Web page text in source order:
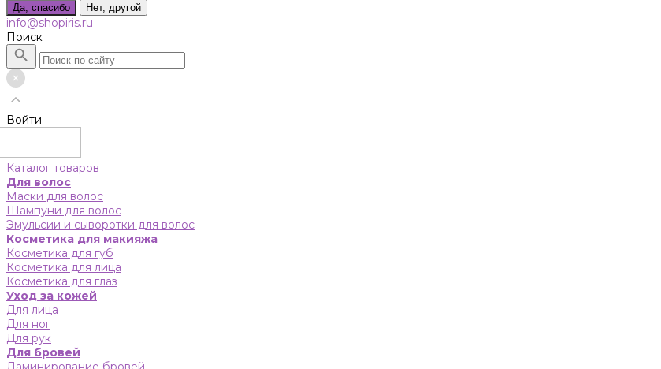
Да, спасибо Нет, другой
info@shopiris.ru
Поиск
Войти
Каталог товаров
Для волос
Маски для волос
Шампуни для волос
Эмульсии и сыворотки для волос
Косметика для макияжа
Косметика для губ
Косметика для лица
Косметика для глаз
Уход за кожей
Для лица
Для ног
Для рук
Для бровей